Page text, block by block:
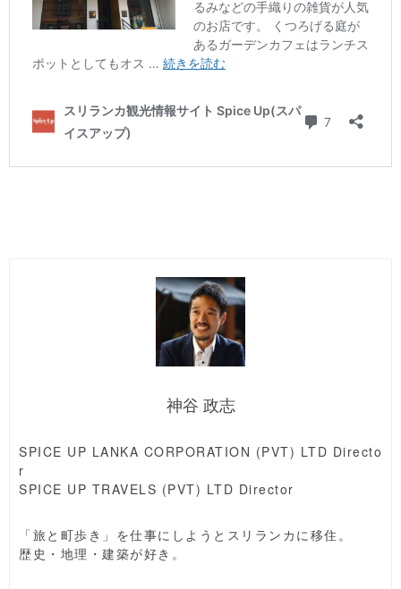
神谷 政志
SPICE UP LANKA CORPORATION (PVT) LTD Directo
r
SPICE UP TRAVELS (PVT) LTD Director
「旅と町歩き」を仕事にしようとスリランカに移住。
歴史・地理・建築が好き。